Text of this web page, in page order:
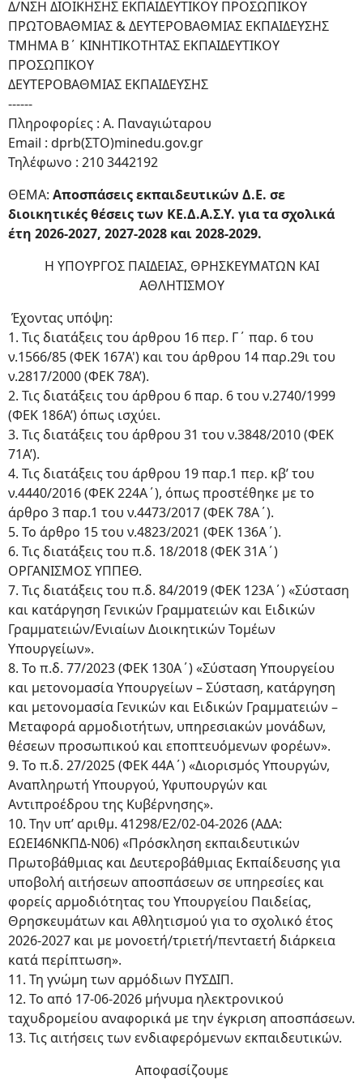
Δ/ΝΣΗ ΔΙΟΙΚΗΣΗΣ ΕΚΠΑΙΔΕΥΤΙΚΟΥ ΠΡΟΣΩΠΙΚΟΥ
ΠΡΩΤΟΒΑΘΜΙΑΣ & ΔΕΥΤΕΡΟΒΑΘΜΙΑΣ ΕΚΠΑΙΔΕΥΣΗΣ
ΤΜΗΜΑ Β΄ ΚΙΝΗΤΙΚΟΤΗΤΑΣ ΕΚΠΑΙΔΕΥΤΙΚΟΥ
ΠΡΟΣΩΠΙΚΟΥ
ΔΕΥΤΕΡΟΒΑΘΜΙΑΣ ΕΚΠΑΙΔΕΥΣΗΣ
------
Πληροφορίες : Α. Παναγιώταρου
Email : dprb(ΣΤΟ)minedu.gov.gr
Τηλέφωνο : 210 3442192
ΘΕΜΑ: Αποσπάσεις εκπαιδευτικών Δ.Ε. σε
διοικητικές θέσεις των ΚΕ.Δ.Α.Σ.Υ. για τα σχολικά
έτη 2026-2027, 2027-2028 και 2028-2029.
Η ΥΠΟΥΡΓΟΣ ΠΑΙΔΕΙΑΣ, ΘΡΗΣΚΕΥΜΑΤΩΝ ΚΑΙ
ΑΘΛΗΤΙΣΜΟΥ
Έχοντας υπόψη:
1. Τις διατάξεις του άρθρου 16 περ. Γ΄ παρ. 6 του
ν.1566/85 (ΦΕΚ 167Α') και του άρθρου 14 παρ.29ι του
ν.2817/2000 (ΦΕΚ 78Α’).
2. Τις διατάξεις του άρθρου 6 παρ. 6 του ν.2740/1999
(ΦΕΚ 186Α’) όπως ισχύει.
3. Τις διατάξεις του άρθρου 31 του ν.3848/2010 (ΦΕΚ
71Α’).
4. Τις διατάξεις του άρθρου 19 παρ.1 περ. κβ’ του
ν.4440/2016 (ΦΕΚ 224Α΄), όπως προστέθηκε με το
άρθρο 3 παρ.1 του ν.4473/2017 (ΦΕΚ 78Α΄).
5. Το άρθρο 15 του ν.4823/2021 (ΦΕΚ 136Α΄).
6. Τις διατάξεις του π.δ. 18/2018 (ΦΕΚ 31Α΄)
ΟΡΓΑΝΙΣΜΟΣ ΥΠΠΕΘ.
7. Τις διατάξεις του π.δ. 84/2019 (ΦΕΚ 123Α΄) «Σύσταση
και κατάργηση Γενικών Γραμματειών και Ειδικών
Γραμματειών/Ενιαίων Διοικητικών Τομέων
Υπουργείων».
8. Το π.δ. 77/2023 (ΦΕΚ 130Α΄) «Σύσταση Υπουργείου
και μετονομασία Υπουργείων – Σύσταση, κατάργηση
και μετονομασία Γενικών και Ειδικών Γραμματειών –
Μεταφορά αρμοδιοτήτων, υπηρεσιακών μονάδων,
θέσεων προσωπικού και εποπτευόμενων φορέων».
9. Το π.δ. 27/2025 (ΦΕΚ 44Α΄) «Διορισμός Υπουργών,
Αναπληρωτή Υπουργού, Υφυπουργών και
Αντιπροέδρου της Κυβέρνησης».
10. Την υπ’ αριθμ. 41298/Ε2/02-04-2026 (ΑΔΑ:
ΕΩΕΙ46ΝΚΠΔ-Ν06) «Πρόσκληση εκπαιδευτικών
Πρωτοβάθμιας και Δευτεροβάθμιας Εκπαίδευσης για
υποβολή αιτήσεων αποσπάσεων σε υπηρεσίες και
φορείς αρμοδιότητας του Υπουργείου Παιδείας,
Θρησκευμάτων και Αθλητισμού για το σχολικό έτος
2026-2027 και με μονοετή/τριετή/πενταετή διάρκεια
κατά περίπτωση».
11. Τη γνώμη των αρμόδιων ΠΥΣΔΙΠ.
12. Το από 17-06-2026 μήνυμα ηλεκτρονικού
ταχυδρομείου αναφορικά με την έγκριση αποσπάσεων.
13. Τις αιτήσεις των ενδιαφερόμενων εκπαιδευτικών.
Αποφασίζουμε